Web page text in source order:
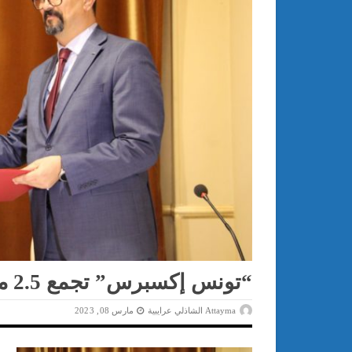
“تونس إكسبرس” تجمع 2.5 مليون دينار من “الزيتونة كابيتال”
Attayma الشاذلي عرايبية مارس 08, 2023